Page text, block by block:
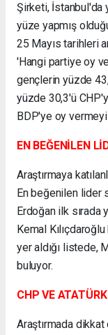
Şirketi, İstanbul'da
yüze yapmış
25 Mayıs tarihleri
'Hangi partiye oy
gençlerin yüzde
yüzde 30,3'ü
BDP'ye oy
EN BEĞENİLEN
Araştırmaya
En beğenilen lider
Erdoğan ilk sırada
Kemal
yer aldığı listede,
buluyor.
CHP VE
Araştırmada